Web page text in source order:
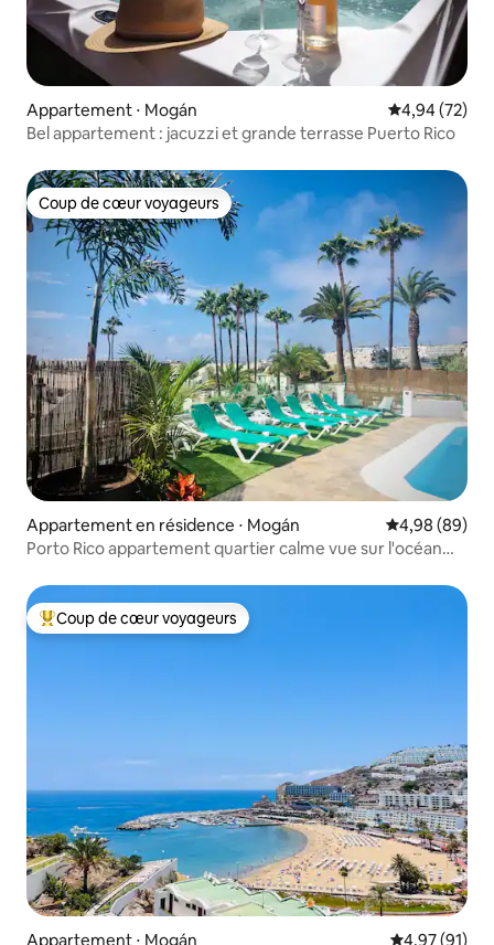
Appartement ⋅ Mogán Évaluation
4,94 (72)
Bel appartement : jacuzzi et grande terrasse Puerto Rico
Coup de cœur voyageurs
Coup de cœur voyageurs
Appartement en résidence ⋅ Mogán Évaluation
4,98 (89)
Porto Rico appartement quartier calme vue sur l'océan
Coups de cœur voyageurs les plus appréciés
Coup de cœur voyageurs
Appartement ⋅ Mogán Évaluation
4,97 (91)